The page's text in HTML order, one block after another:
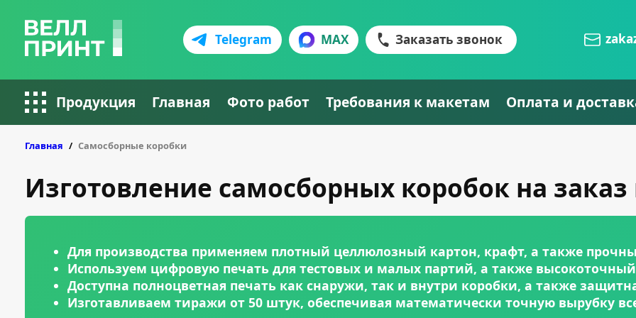
Telegram MAX Заказать звонок
Продукция Главная Фото работ Требования к макетам Оплата и
Главная Самосборные коробки
Изготовление самосборных коробок на
Для производства применяем плотный целлюлозный картон, крафт, а также
Используем цифровую печать для тестовых и малых партий, а также
Доступна полноцветная печать как снаружи, так и внутри коробки, а также
Изготавливаем тиражи от 50 штук, обеспечивая математически точную вырубку